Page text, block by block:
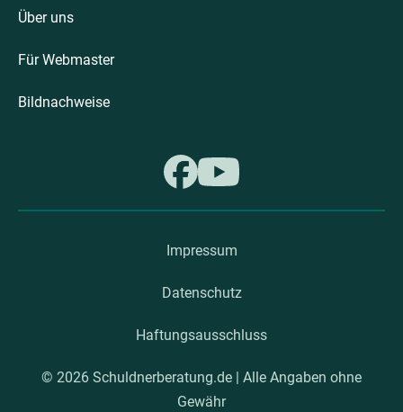
Über uns
Für Webmaster
Bildnachweise
Impressum
Datenschutz
Haftungsausschluss
© 2026 Schuldnerberatung.de | Alle Angaben ohne
Gewähr